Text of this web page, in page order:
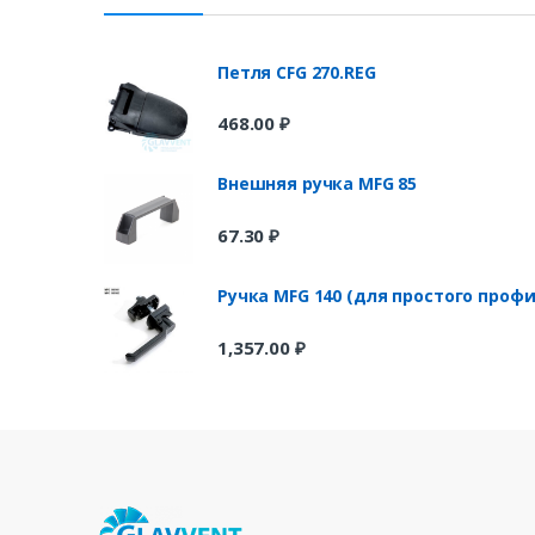
Петля CFG 270.REG
468.00₽
Внешняя ручка MFG 85
67.30₽
Ручка MFG 140 (для простого
1,357.00 ₽